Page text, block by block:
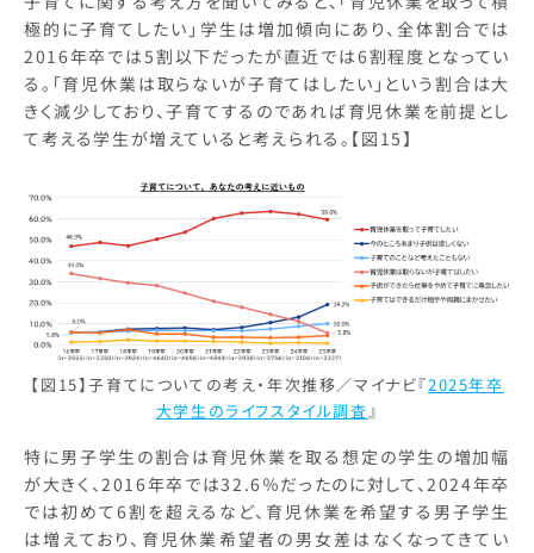
極的に子育てしたい」学生は増加傾向にあり、全体割合では
2016年卒では5割以下だったが直近では6割程度となってい
る。「育児休業は取らないが子育てはしたい」という割合は大
きく減少しており、子育てするのであれば育児休業を前提とし
て考える学生が増えていると考えられる。【図15】
【図15】子育てについての考え・年次推移／マイナビ『2025年卒
大学生のライフスタイル調査』
特に男子学生の割合は育児休業を取る想定の学生の増加幅
が大きく、2016年卒では32.6％だったのに対して、2024年卒
では初めて6割を超えるなど、育児休業を希望する男子学生
は増えており、育児休業希望者の男女差はなくなってきてい